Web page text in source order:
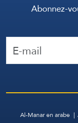
Abonnez-
Al-Manar en arabe